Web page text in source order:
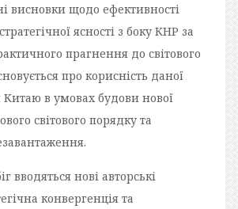
висновки щодо ефективності
ясності з боку КНР за
прагнення до світового
про корисність даної
Китаю в умовах будови нової
світового порядку та
вводяться нові авторські
конвергенція та